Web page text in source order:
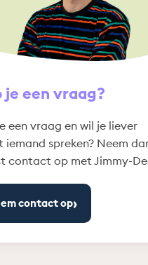
je een vraag?
een vraag en wil je liever
iemand spreken? Neem
contact op met Jimmy-
contact op›